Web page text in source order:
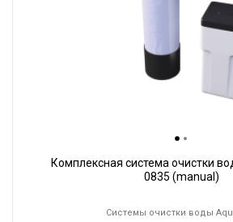
Комплексная система очистки
0835 (manual)
Системы очистки воды